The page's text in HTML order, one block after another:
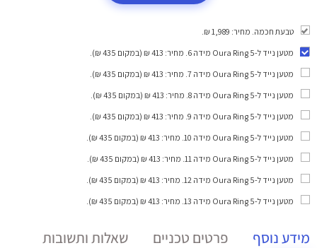
טבעת חכמה. מחיר: 1,989 ₪.
מטען נייד ל-Oura Ring 5 מידה 6
. מחיר: 413 ₪ (במקום 435 ₪).
מטען נייד ל-Oura Ring 5 מידה 7
. מחיר: 413 ₪ (במקום 435 ₪).
מטען נייד ל-Oura Ring 5 מידה 8
. מחיר: 413 ₪ (במקום 435 ₪).
מטען נייד ל-Oura Ring 5 מידה 9
. מחיר: 413 ₪ (במקום 435 ₪).
מטען נייד ל-Oura Ring 5 מידה 10
. מחיר: 413 ₪ (במקום 435 ₪).
מטען נייד ל-Oura Ring 5 מידה 11
. מחיר: 413 ₪ (במקום 435 ₪).
מטען נייד ל-Oura Ring 5 מידה 12
. מחיר: 413 ₪ (במקום 435 ₪).
מטען נייד ל-Oura Ring 5 מידה 13
. מחיר: 413 ₪ (במקום 435 ₪).
מידע נוסף פרטים טכניים שאלות ותשובות